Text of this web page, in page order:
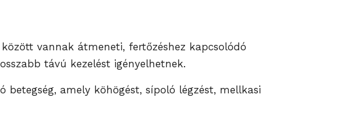
vannak átmeneti, fertőzéshez kapcsolódó
távú kezelést igényelhetnek.
amely köhögést, sípoló légzést, mellkasi